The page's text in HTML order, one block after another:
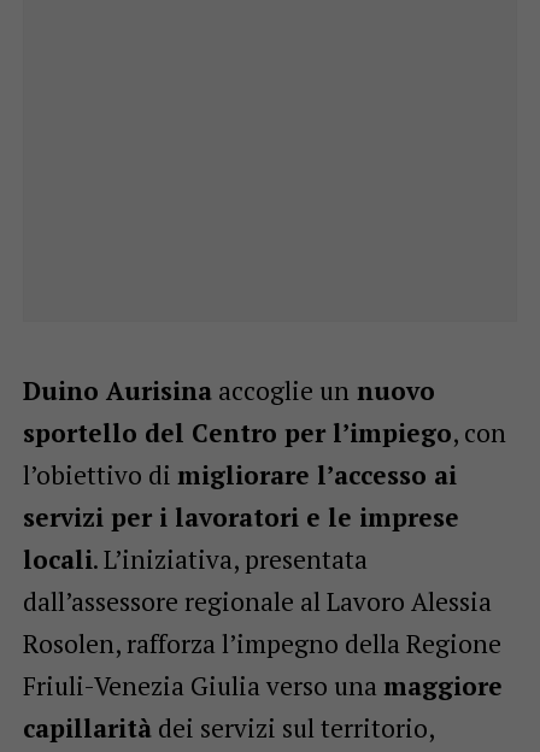
Duino Aurisinaaccoglie unnuovo
sportello del Centro per l’impiego, con
l’obiettivo di migliorare l’accesso ai
servizi per i lavoratori e le imprese
locali. L’iniziativa, presentata
dall’assessore regionale al Lavoro Alessia
Rosolen, rafforza l’impegno della Regione
Friuli-Venezia Giulia verso una maggiore
capillaritàdei servizi sul territorio,